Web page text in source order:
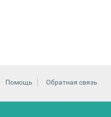
Помощь Обратная связь